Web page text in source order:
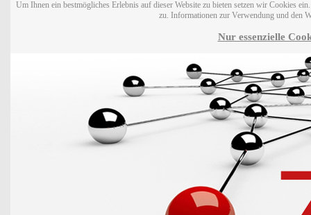
Um Ihnen ein bestmögliches Erlebnis auf dieser Website zu bieten setzen wir Cookies
zu. Informationen zur Verwendung und den
Nur essenzielle